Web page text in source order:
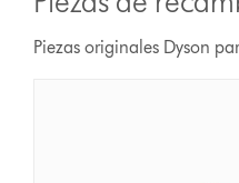
Piezas originales Dyson